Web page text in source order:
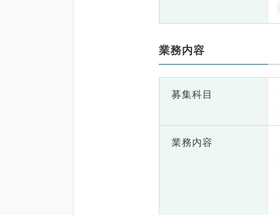
業務内容
募集科目
業務内容